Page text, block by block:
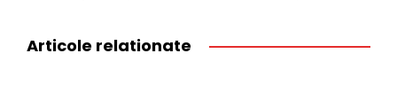
Articole relationate